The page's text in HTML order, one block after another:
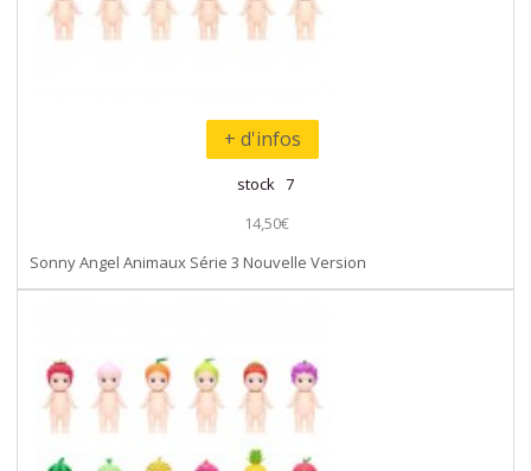
+ d'infos
stock 7
14,50€
Sonny Angel Animaux Série 3 Nouvelle Version